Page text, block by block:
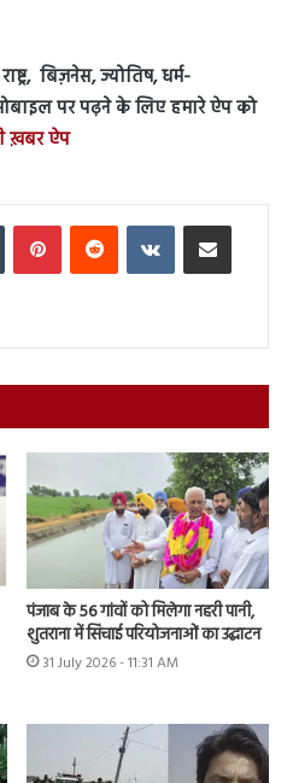
बिज़नेस, ज्योतिष, धर्म-
पर पढ़ने के लिए हमारे ऐप को
ख़बर ऐप
Tumblr PinterestReddit VKontakteShare via Email
पंजाब के 56 गांवों को मिलेगा नहरी पानी,
शुतराना में सिंचाई परियोजनाओं का उद्घाटन
31 July 2026 - 11:31 AM